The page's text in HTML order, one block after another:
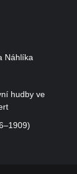
Náhlíka
hudby ve